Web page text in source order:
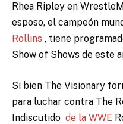
Rhea Ripley en
esposo, el campeón
Rollins , tiene
Show of Shows de este
Si bien The Visionary
para luchar contra The
Indiscutido de la WWE